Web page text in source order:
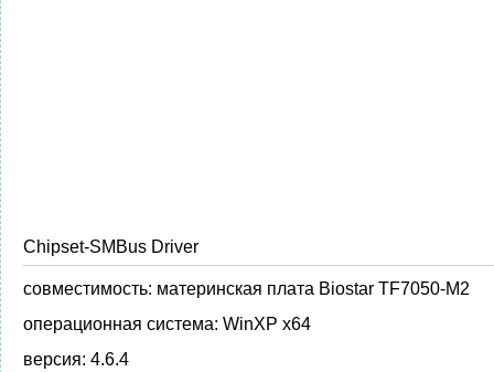
Chipset-SMBus Driver
совместимость: материнская плата Biostar TF7050-M2
операционная система: WinXP x64
версия: 4.6.4